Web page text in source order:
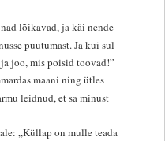
lõikavad, ja käi nende
puutumast. Ja kui sul
joo, mis poisid toovad!”
maani ning ütles
leidnud, et sa minust
„Küllap on mulle teada